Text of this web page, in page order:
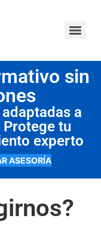
sin
a
tu
experto
ASESORÍA